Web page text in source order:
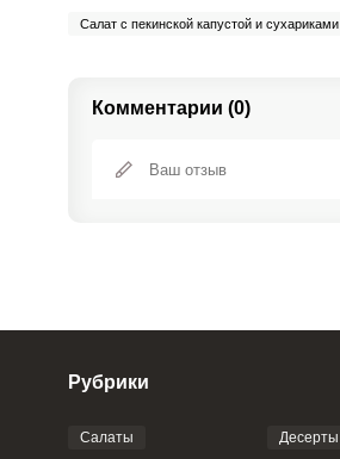
Салат с пекинской капустой и сухариками
Комментарии (0)
Рубрики
Салаты Десерты